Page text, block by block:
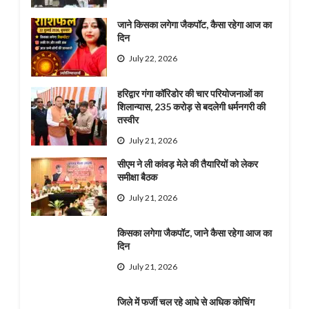
जाने किसका लगेगा जैकपॉट, कैसा रहेगा आज का
दिन
July 22, 2026
हरिद्वार गंगा कॉरिडोर की चार परियोजनाओं का
शिलान्यास, 235 करोड़ से बदलेगी धर्मनगरी की
तस्वीर
July 21, 2026
सीएम ने ली कांवड़ मेले की तैयारियों को लेकर
समीक्षा बैठक
July 21, 2026
किसका लगेगा जैकपॉट, जाने कैसा रहेगा आज का
दिन
July 21, 2026
जिले में फर्जी चल रहे आधे से अधिक कोचिंग